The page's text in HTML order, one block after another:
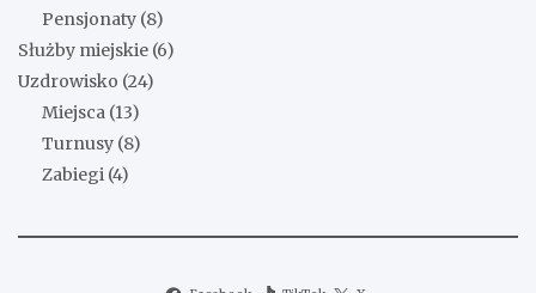
Pensjonaty (8)
Służby miejskie (6)
Uzdrowisko (24)
Miejsca (13)
Turnusy (8)
Zabiegi (4)